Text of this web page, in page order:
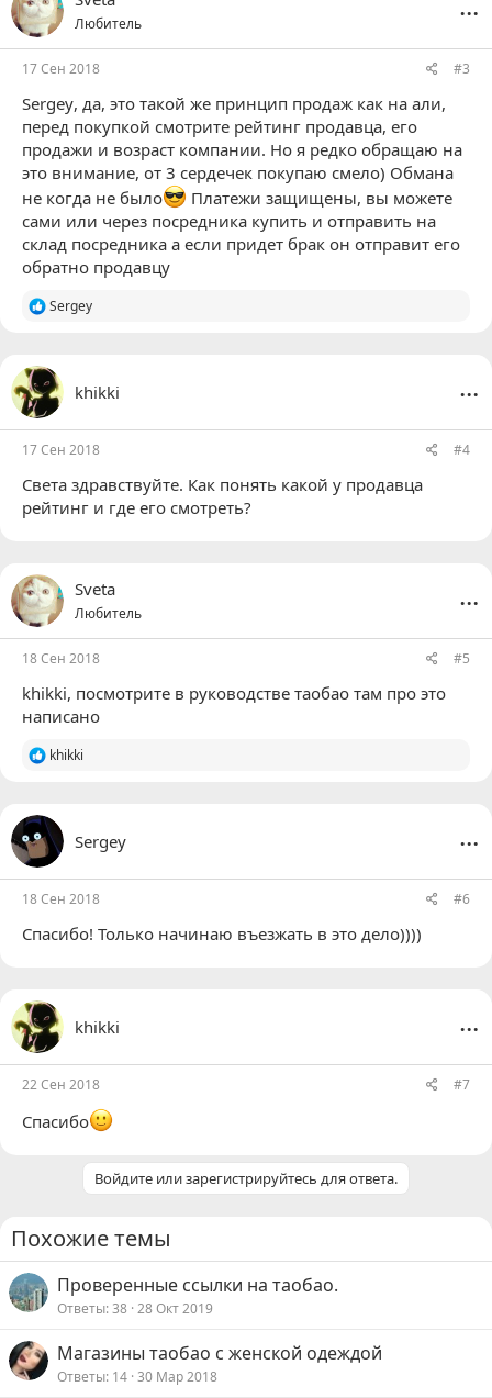
и
и
:
Любитель
17 Сен 2018 #3
Sergey, да, это такой же принцип продаж как на али,
перед покупкой смотрите рейтинг продавца, его
продажи и возраст компании. Но я редко обращаю на
это внимание, от 3 сердечек покупаю смело) Обмана
не когда не было
Платежи защищены, вы можете
сами или через посредника купить и отправить на
склад посредника а если придет брак он отправит его
обратно продавцу
Р
ц
и
и
:
Sergey
khikki ...
17 Сен 2018 #4
Света здравствуйте. Как понять какой у продавца
рейтинг и где его смотреть?
Sveta
Любитель
...
18 Сен 2018 #5
khikki, посмотрите в руководстве таобао там про это
написано
Р
ц
и
и
:
khikki
Sergey ...
18 Сен 2018 #6
Спасибо! Только начинаю въезжать в это дело))))
khikki ...
22 Сен 2018 #7
Спасибо
Войдите или зарегистрируйтесь для ответа.
Похожие темы
Проверенные ссылки на таобао.
Ответы 38 28 Окт 2019
Магазины таобао с женской одеждой
Ответы 14 30 Мар 2018